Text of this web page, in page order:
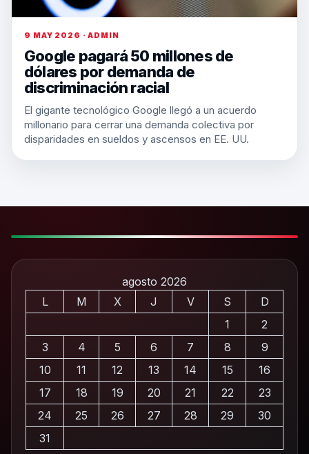
9 MAY 2026 · ADMIN
Google pagará 50 millones de
dólares por demanda de
discriminación racial
El gigante tecnológico Google llegó a un acuerdo
millonario para cerrar una demanda colectiva por
disparidades en sueldos y ascensos en EE. UU.
agosto 2026
L
M X J V S
D
1
2
3
4 5 6 7 8
9
10
11 12 13 14 15
16
17
18 19 20 21 22
23
24
25 26 27 28 29
30
31